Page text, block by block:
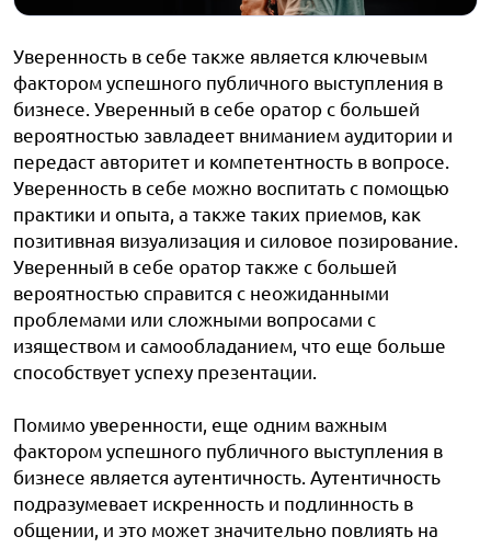
Уверенность в себе также является ключевым
фактором успешного публичного выступления в
бизнесе. Уверенный в себе оратор с большей
вероятностью завладеет вниманием аудитории и
передаст авторитет и компетентность в вопросе.
Уверенность в себе можно воспитать с помощью
практики и опыта, а также таких приемов, как
позитивная визуализация и силовое позирование.
Уверенный в себе оратор также с большей
вероятностью справится с неожиданными
проблемами или сложными вопросами с
изяществом и самообладанием, что еще больше
способствует успеху презентации.
Помимо уверенности, еще одним важным
фактором успешного публичного выступления в
бизнесе является аутентичность. Аутентичность
подразумевает искренность и подлинность в
общении, и это может значительно повлиять на